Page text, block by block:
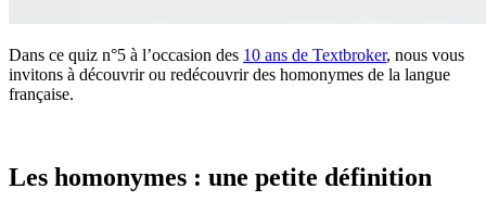
Dans ce quiz n°5 à l’occasion des 10 ans de Textbroker, nous vous
invitons à découvrir ou redécouvrir des homonymes de la langue
française.
Les homonymes : une petite définition